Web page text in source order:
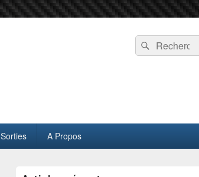
Recherche :
Rechercher
Sorties A Propos